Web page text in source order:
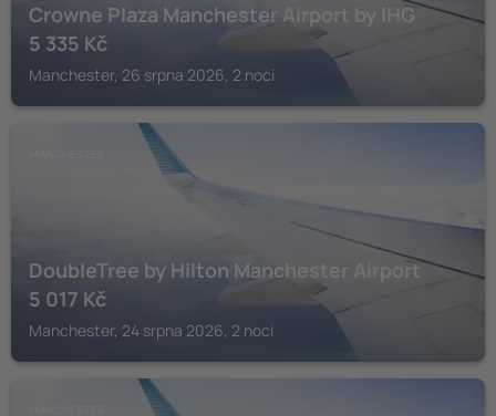
Crowne Plaza Manchester Airport by IHG
5 335 Kč
Manchester, 26 srpna 2026, 2 noci
DoubleTree by Hilton Manchester Airport
5 017 Kč
Manchester, 24 srpna 2026, 2 noci